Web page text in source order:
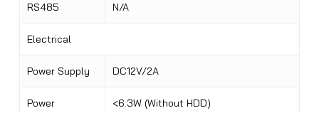
RS485 N/A
Electrical
Power Supply DC12V/2A
Power
<6.3W (Without HDD)